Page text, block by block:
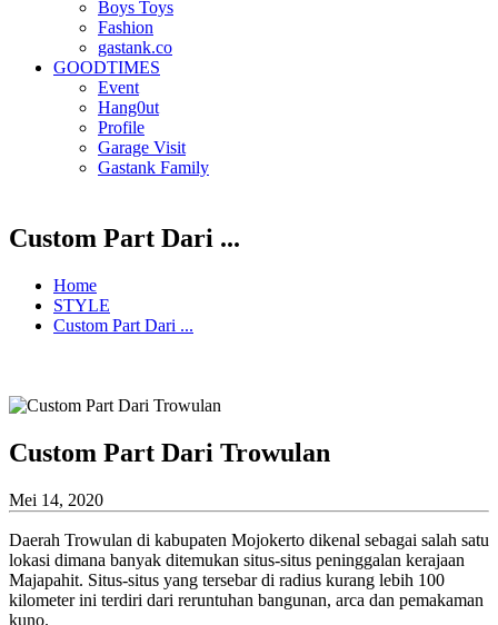
Boys Toys
Fashion
gastank.co
GOODTIMES
Event
Hang0ut
Profile
Garage Visit
Gastank Family
Custom Part Dari ...
Home
STYLE
Custom Part Dari ...
Custom Part Dari Trowulan
Mei 14, 2020
Daerah Trowulan di kabupaten Mojokerto dikenal sebagai salah satu
lokasi dimana banyak ditemukan situs-situs peninggalan kerajaan
Majapahit. Situs-situs yang tersebar di radius kurang lebih 100
kilometer ini terdiri dari reruntuhan bangunan, arca dan pemakaman
kuno.